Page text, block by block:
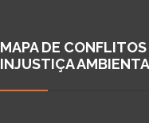
MAPA DE
INJUSTIÇA